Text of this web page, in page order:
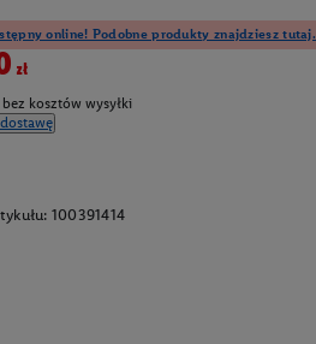
online! Podobne produkty znajdziesz tutaj.
kosztów wysyłki
100391414